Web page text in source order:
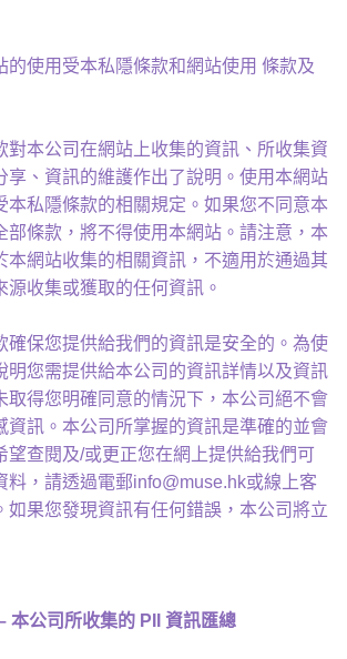
的使用受本私隱條款和網站使用 條款及
對本公司在網站上收集的資訊、所收集資
享、資訊的維護作出了說明。使用本網站
本私隱條款的相關規定。如果您不同意本
部條款，將不得使用本網站。請注意，本
本網站收集的相關資訊，不適用於通過其
源收集或獲取的任何資訊。
確保您提供給我們的資訊是安全的。為使
明您需提供給本公司的資訊詳情以及資訊
取得您明確同意的情況下，本公司絕不會
資訊。本公司所掌握的資訊是準確的並會
望查閱及/或更正您在網上提供給我們可
料，請透過電郵info@muse.hk或線上客
如果您發現資訊有任何錯誤，本公司將立
本公司所收集的 PII 資訊匯總